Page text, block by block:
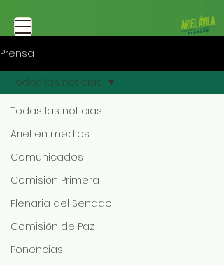
Prensa
Todas las noticias
Ariel en medios
Comunicados
Comisión Primera
Plenaria del Senado
Comisión de Paz
Ponencias
Todas las noticias